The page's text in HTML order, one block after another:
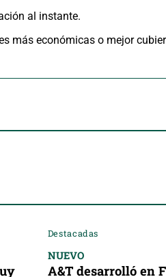
al instante.
más económicas o mejor
Destacadas
NUEVO
A&T desarrolló en